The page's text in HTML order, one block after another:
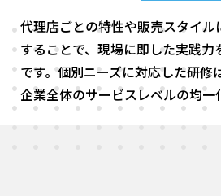
代理店ごとの特性や販売スタイ
することで、現場に即した実践
です。個別ニーズに対応した研修
企業全体のサービスレベルの均一